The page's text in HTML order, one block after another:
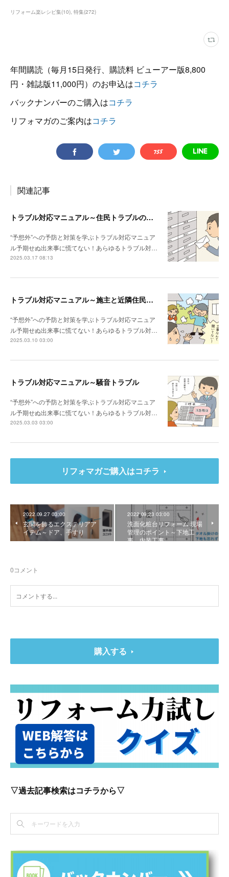
リフォーム楽レシピ集(10) 特集(272)
年間購読（毎月15日発行、購読料 ビューアー版8,800
円・雑誌版11,000円）のお申込はコチラ
バックナンバーのご購入はコチラ
リフォマガのご案内はコチラ
関連記事
トラブル対応マニュアル～住民トラブルの危険度高!! マンションで注意したいポイント
“予想外”への予防と対策を学ぶトラブル対応マニュア
ル予期せぬ出来事に慌てない！あらゆるトラブル対…
2025.03.17 08:13
トラブル対応マニュアル～施主と近隣住民との関係性が悪い場合は？
“予想外”への予防と対策を学ぶトラブル対応マニュア
ル予期せぬ出来事に慌てない！あらゆるトラブル対…
2025.03.10 03:00
トラブル対応マニュアル～騒音トラブル
“予想外”への予防と対策を学ぶトラブル対応マニュア
ル予期せぬ出来事に慌てない！あらゆるトラブル対…
2025.03.03 03:00
リフォマガご購入はコチラ
2022.09.27 03:00
玄関を飾るエクステリアア
イテム～ドア、手すり
2022.09.23 03:00
洗面化粧台リフォーム 現場
管理のポイント～下地工
事、内装工事
0コメント
購入する
▽過去記事検索はコチラから▽